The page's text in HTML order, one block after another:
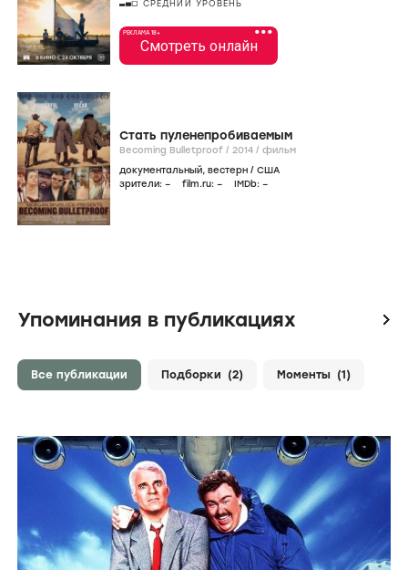
СРЕДНИЙ УРОВЕНЬ
•••
РЕКЛАМА 18+
Смотреть онлайн
Стать пуленепробиваемым
Becoming Bulletproof / 2014 / фильм
документальный, вестерн / США
зрители: – film.ru: – IMDb: –
Упоминания в публикациях icon
Все публикации Подборки (2) Моменты (1)